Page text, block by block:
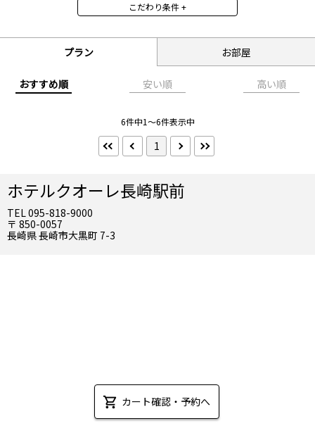
カート確認・予約へ
こだわり条件 +
食事なし
部屋タイプ
選択を全て解除する
こだわり条件 ×
プラン お部屋
おすすめ順 安い順 高い順
6件中1～6件表示中
1
ホテルクオーレ長崎駅前
TEL 095-818-9000
〒 850-0057
長崎県 長崎市大黒町 7-3